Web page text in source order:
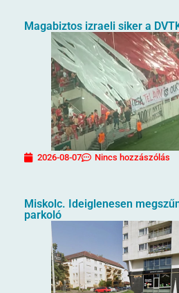
Magabiztos izraeli siker a
2026-08-07 Nincs hozzászólás
Miskolc. Ideiglenesen
parkoló